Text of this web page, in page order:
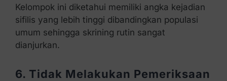
Kelompok ini diketahui memiliki angka kejadian
sifilis yang lebih tinggi dibandingkan populasi
umum sehingga skrining rutin sangat
dianjurkan.
6. Tidak Melakukan Pemeriksaan